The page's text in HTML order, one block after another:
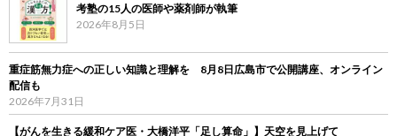
考塾の15人の医師や薬剤師が執筆
2026年8月5日
重症筋無力症への正しい知識と理解を 8月8日広島市で公開講座、オンライン
配信も
2026年7月31日
【がんを生きる緩和ケア医・大橋洋平「足し算命」】天空を見上げて